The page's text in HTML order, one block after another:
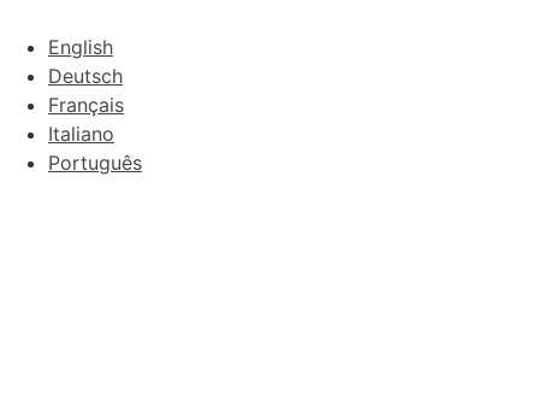
English
Deutsch
Français
Italiano
Português